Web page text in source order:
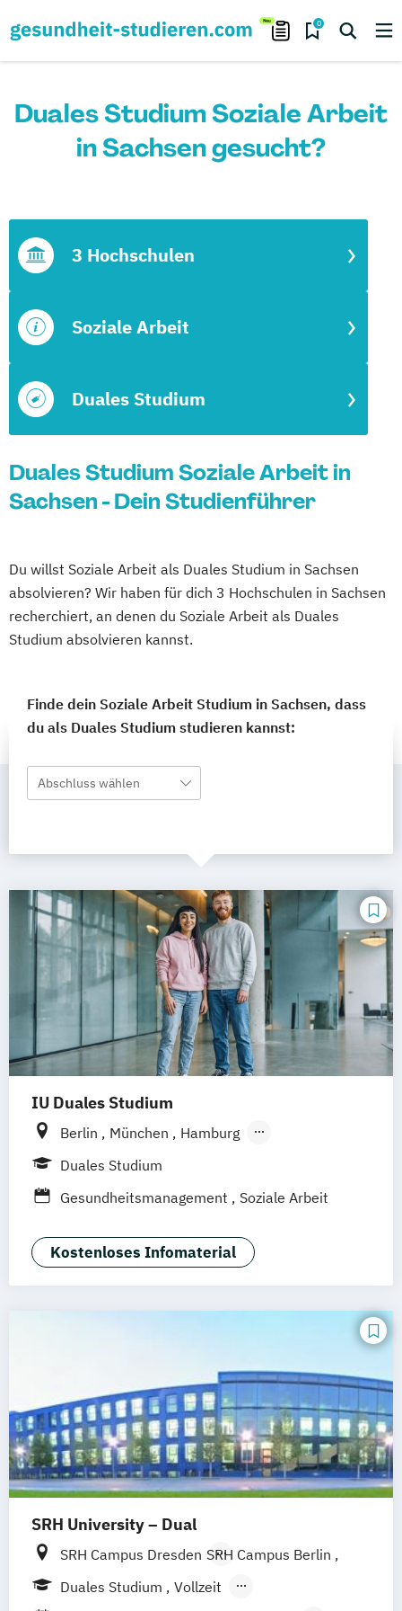
0
Duales Studium Soziale Arbeit
in Sachsen gesucht?
Duales Studium
Soziale Arbeit
3 Hochschulen
Duales Studium Soziale Arbeit in
Sachsen - Dein Studienführer
Du willst Soziale Arbeit als Duales Studium in Sachsen
absolvieren? Wir haben für dich 3 Hochschulen in Sachsen
recherchiert, an denen du Soziale Arbeit als Duales
Studium absolvieren kannst.
Finde dein Soziale Arbeit Studium in Sachsen, dass
du als Duales Studium studieren kannst:
Abschluss wählen
IU Duales Studium
Berlin München
Hamburg
Frankfurt am Main
Mannheim Leipzig Online-Campus
Augsburg Bielefeld Braunschweig
Dresden Duisburg Karlsruhe
Mainz Münster Stuttgart Aachen
deutschlandweit Bonn
Duales Studium
Gesundheitsmanagement
Soziale Arbeit
Kostenloses Infomaterial
SRH University – Dual
SRH Campus Dresden SRH Campus Berlin
SRH Campus Hamburg
Duales Studium
Vollzeit